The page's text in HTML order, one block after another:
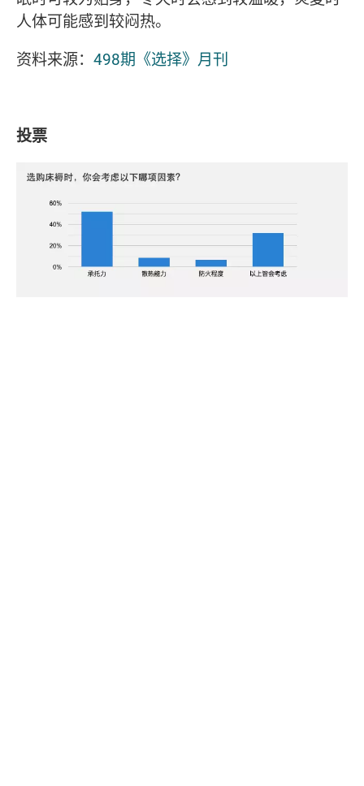
人体可能感到较闷热。
资料来源： 498期《选择》月刊
投票